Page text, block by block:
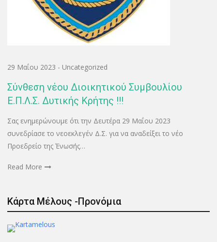
29 Μαΐου 2023 - Uncategorized
Σύνθεση νέου Διοικητικού Συμβουλίου
Ε.Π.Λ.Σ. Δυτικής Κρήτης !!!
Σας ενημερώνουμε ότι την Δευτέρα 29 Μαΐου 2023
συνεδρίασε το νεοεκλεγέν Δ.Σ. για να αναδείξει το νέο
Προεδρείο της Ένωσής…
Read More
Κάρτα Μέλους -Προνόμια